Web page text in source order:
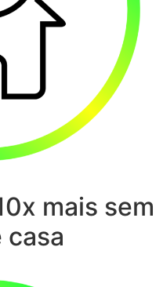
mais sem
casa